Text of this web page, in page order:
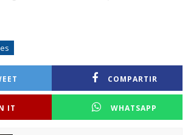
COMPARTIR
IT WHATSAPP